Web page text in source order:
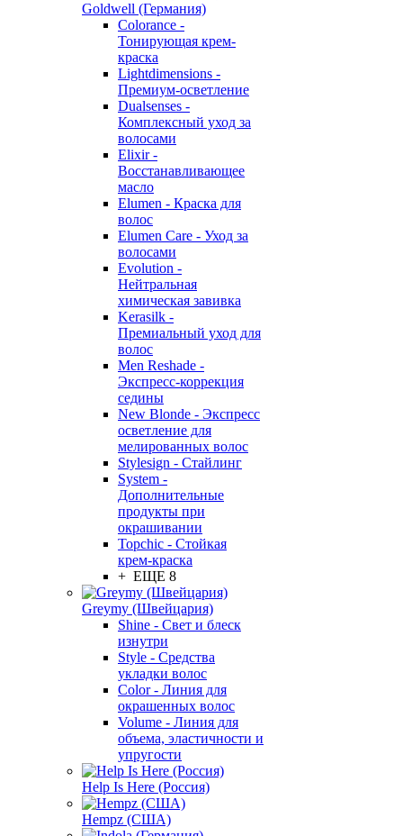
Goldwell (Германия)
Colorance -
Тонирующая крем-
краска
Lightdimensions -
Премиум-осветление
Dualsenses -
Комплексный уход за
волосами
Elixir -
Восстанавливающее
масло
Elumen - Краска для
волос
Elumen Care - Уход за
волосами
Evolution -
Нейтральная
химическая завивка
Kerasilk -
Премиальный уход для
волос
Men Reshade -
Экспресс-коррекция
седины
New Blonde - Экспресс
осветление для
мелированных волос
Stylesign - Стайлинг
System -
Дополнительные
продукты при
окрашивании
Topchic - Стойкая
крем-краска
+ ЕЩЕ 8
Greymy (Швейцария)
Shine - Свет и блеск
изнутри
Style - Средства
укладки волос
Color - Линия для
окрашенных волос
Volume - Линия для
объема, эластичности и
упругости
Help Is Here (Россия)
Hempz (США)